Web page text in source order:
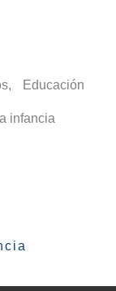
, Educación
infancia